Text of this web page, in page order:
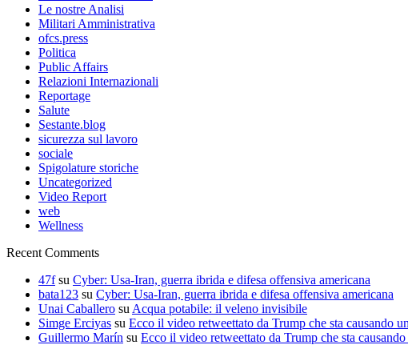
Le nostre Analisi
Militari Amministrativa
ofcs.press
Politica
Public Affairs
Relazioni Internazionali
Reportage
Salute
Sestante.blog
sicurezza sul lavoro
sociale
Spigolature storiche
Uncategorized
Video Report
web
Wellness
Recent Comments
47fsu Cyber: Usa-Iran, guerra ibrida e difesa offensiva americana
bata123 su Cyber: Usa-Iran, guerra ibrida e difesa offensiva americana
Unai Caballero su Acqua potabile: il veleno invisibile
Simge Erciyas su Ecco il video retweettato da Trump che sta causando
Guillermo Marín su Ecco il video retweettato da Trump che sta